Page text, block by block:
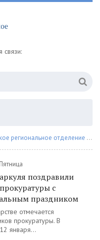
региональное отделение
поздравили
с
праздником
отмечается
прокуратуры. В
января...